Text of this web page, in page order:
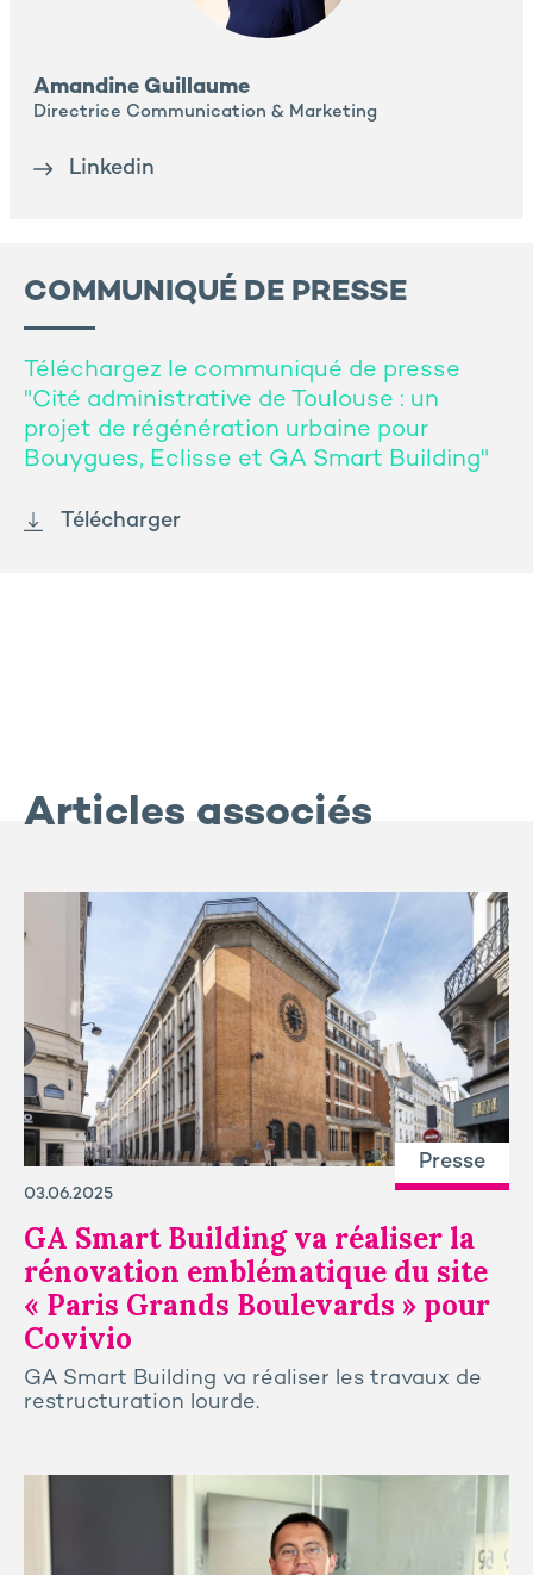
COMMUNIQUÉ DE PRESSE
Téléchargez le communiqué de presse
"Cité administrative de Toulouse : un
projet de régénération urbaine pour
Bouygues, Eclisse et GA Smart Building"
Télécharger
Amandine Guillaume
Directrice Communication & Marketing
Linkedin
Articles associés
Presse
03.06.2025
GA Smart Building va réaliser la
rénovation emblématique du site
« Paris Grands Boulevards » pour
Covivio
GA Smart Building va réaliser les travaux de
restructuration lourde.